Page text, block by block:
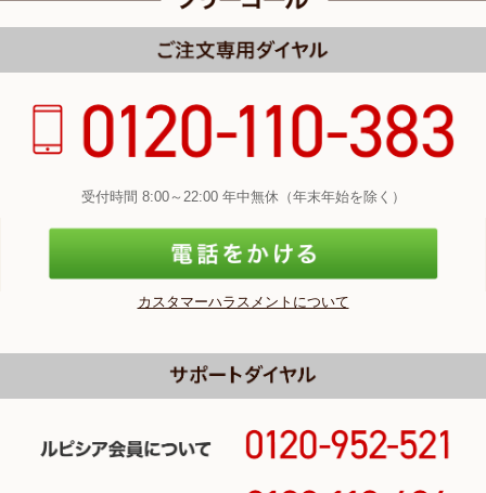
受付時間 8:00～22:00 年中無休（年末年始を除く）
カスタマーハラスメントについて